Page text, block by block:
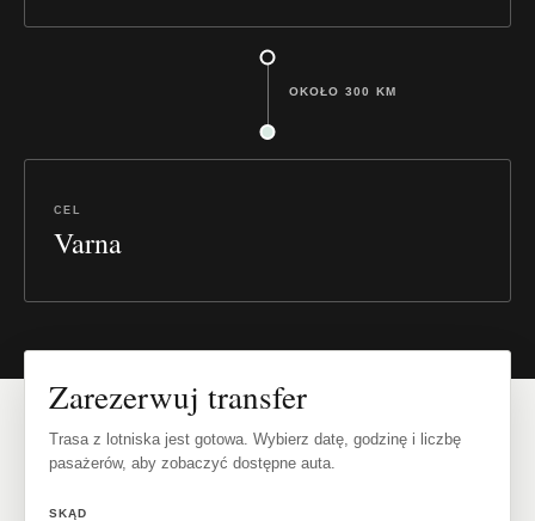
OKOŁO 300 KM
CEL
Varna
Zarezerwuj transfer
Trasa z lotniska jest gotowa. Wybierz datę, godzinę i liczbę
pasażerów, aby zobaczyć dostępne auta.
SKĄD